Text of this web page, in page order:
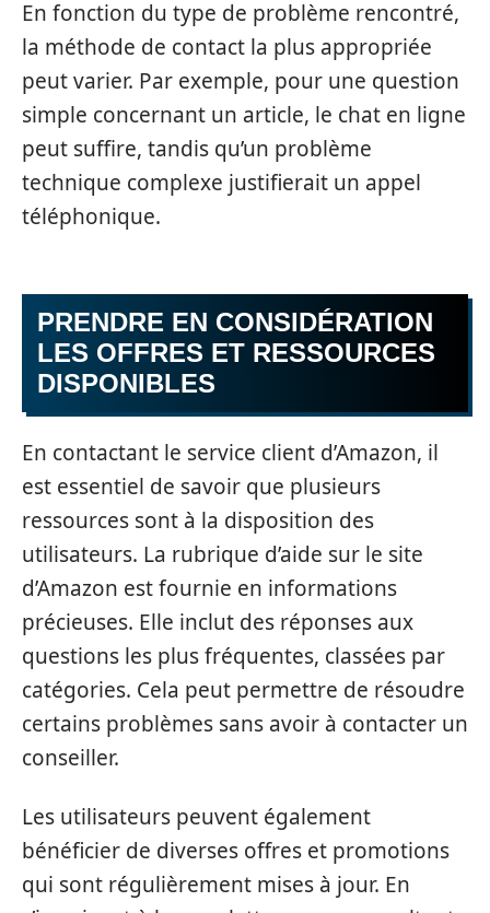
En fonction du type de problème rencontré,
la méthode de contact la plus appropriée
peut varier. Par exemple, pour une question
simple concernant un article, le chat en ligne
peut suffire, tandis qu’un problème
technique complexe justifierait un appel
téléphonique.
PRENDRE EN CONSIDÉRATION
LES OFFRES ET RESSOURCES
DISPONIBLES
En contactant le service client d’Amazon, il
est essentiel de savoir que plusieurs
ressources sont à la disposition des
utilisateurs. La rubrique d’aide sur le site
d’Amazon est fournie en informations
précieuses. Elle inclut des réponses aux
questions les plus fréquentes, classées par
catégories. Cela peut permettre de résoudre
certains problèmes sans avoir à contacter un
conseiller.
Les utilisateurs peuvent également
bénéficier de diverses offres et promotions
qui sont régulièrement mises à jour. En